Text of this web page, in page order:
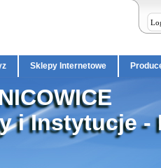
Sklepy Internetowe
i Instytucje -